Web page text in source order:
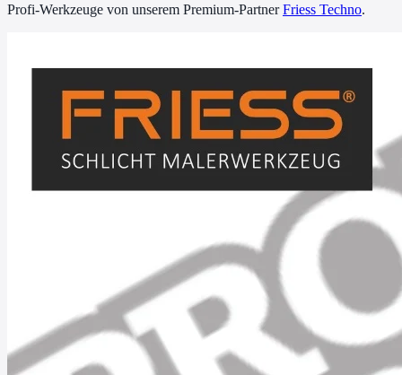
Profi-Werkzeuge von unserem Premium-Partner Friess Techno.